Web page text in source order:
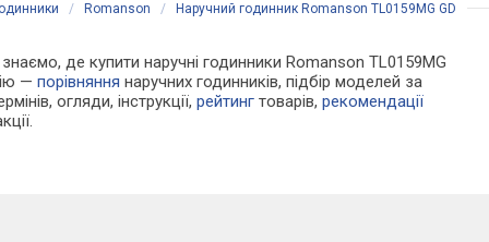
/ Romanson / Наручний годинник Romanson TL0159MG GD
де купити наручні годинники Romanson TL0159MG
—порівняння наручних годинників, підбір моделей за
огляди, інструкції,рейтинг товарів,рекомендації